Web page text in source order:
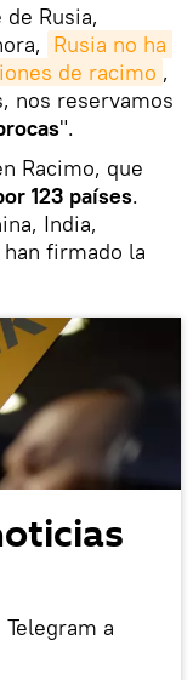
Rusia,
Rusia no ha
de racimo ,
nos reservamos
".
Racimo, que
123 países.
India,
firmado la
a